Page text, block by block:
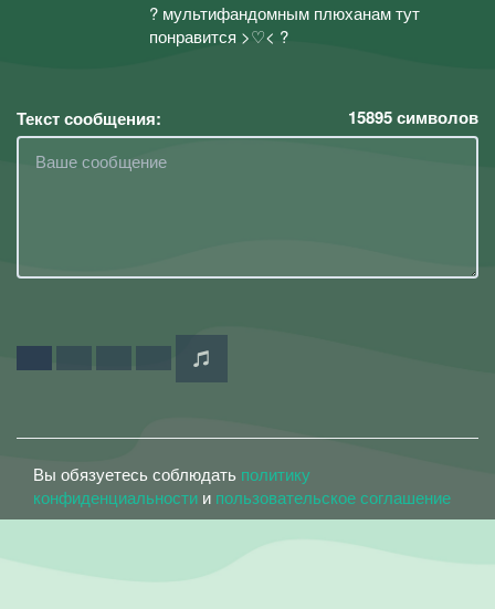
? мультифандомным плюханам тут
понравится >♡< ?
Текст сообщения: 15895символов
Вы обязуетесь соблюдать политику
конфиденциальности и пользовательское соглашение